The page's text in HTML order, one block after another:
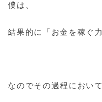
僕は、
結果的に「お金を稼ぐ
なのでその過程において